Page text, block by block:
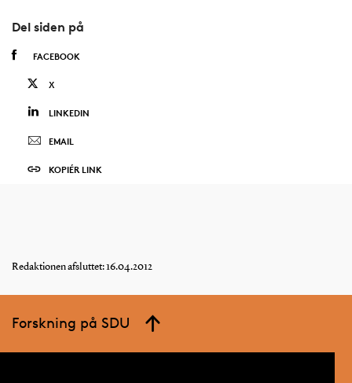
Del siden på
FACEBOOK
X
LINKEDIN
EMAIL
KOPIÉR LINK
Redaktionen afsluttet: 16.04.2012
Forskning på SDU